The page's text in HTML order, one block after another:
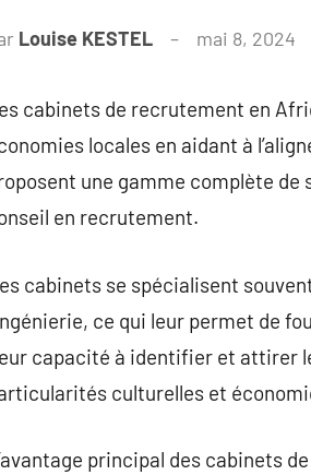
Louise KESTEL mai 8, 2024
cabinets de recrutement en
locales en aidant à
une gamme complète
en recrutement.
cabinets se spécialisent
ce qui leur permet de
capacité à identifier et attirer
culturelles et
principal des cabinets